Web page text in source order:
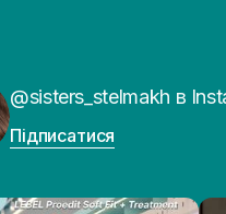
@sisters_stelmakh в
Підписатися